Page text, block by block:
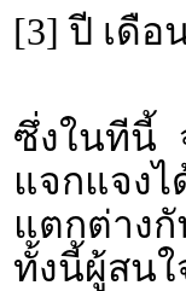
[3] ปี เดือ
ซึ่งในทีนี้
แจกแจง
แตกต่างกั
ทั้งนี้ผู้สนใ